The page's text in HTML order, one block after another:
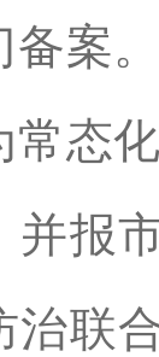
备案
常态
并报
治联